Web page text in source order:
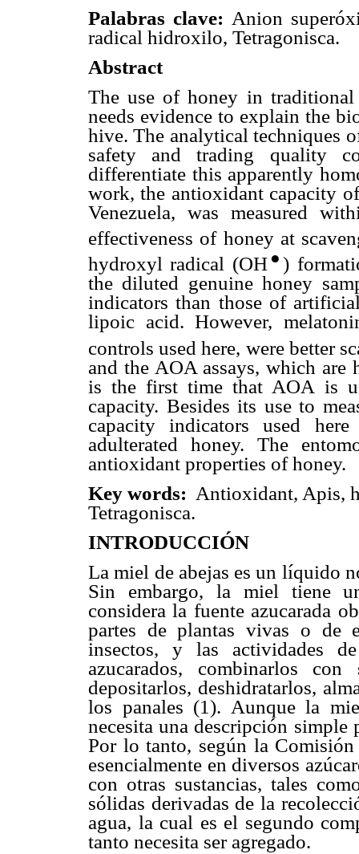
Palabras clave: Anion
radical hidroxilo, Tetragonisca.
Abstract
The use of honey in traditional
needs evidence to explain the
hive. The analytical techniques
safety and trading quality
differentiate this apparently
work, the antioxidant capacity
Venezuela, was measured
effectiveness of honey at
hydroxyl radical (OH●)
the diluted genuine honey
indicators than those of
lipoic acid. However,
controls used here, were better
and the AOA assays, which
is the first time that AOA is
capacity. Besides its use to
capacity indicators used
adulterated honey. The
antioxidant properties of honey.
Key words: Antioxidant, Apis,
Tetragonisca.
INTRODUCCIÓN
La miel de abejas es un líquido
Sin embargo, la miel tiene
considera la fuente azucarada
partes de plantas vivas o de
insectos, y las actividades
azucarados, combinarlos con
depositarlos, deshidratarlos,
los panales (1). Aunque la
necesita una descripción
Por lo tanto, según la
esencialmente en diversos
con otras sustancias, tales
sólidas derivadas de la
agua, la cual es el segundo
tanto necesita ser agregado.